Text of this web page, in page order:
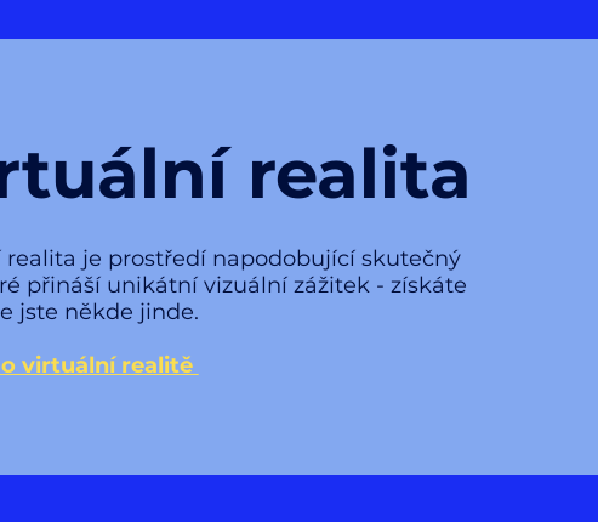
realita
je prostředí napodobující skutečný
přináší unikátní vizuální zážitek - získáte
jste někde jinde.
virtuální realitě